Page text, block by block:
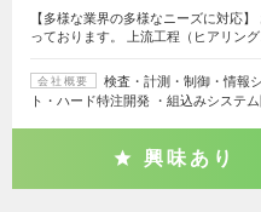
【多様な業界の多様なニーズに対応
っております。 上流工程（ヒアリン
会社概要
検査・計測・制御・情報
ト・ハード特注開発 ・組込みシス
興味あり